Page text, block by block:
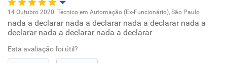
Recomenda a diretoria
Oportunidade de promoção
Ambiente de trabalho
14 Outubro 2020. Técnico em Automação (Ex-Funcionário), São Paulo
nada a declarar nada a declarar nada a declarar nada a
declarar nada a declarar nada a declarar
Esta avaliação foi útil?